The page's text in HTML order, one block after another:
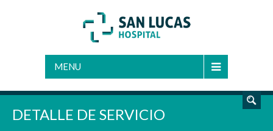
MENU
DETALLE DE SERVICIO